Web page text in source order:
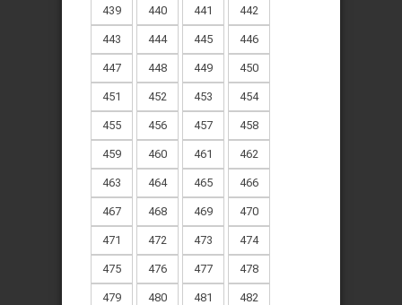
439 440 441 442
443 444 445 446
447 448 449 450
451 452 453 454
455 456 457 458
459 460 461 462
463 464 465 466
467 468 469 470
471 472 473 474
475 476 477 478
479 480 481 482